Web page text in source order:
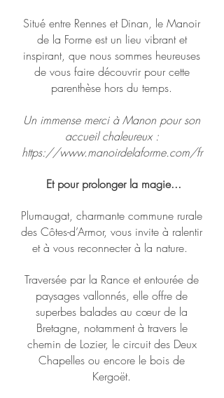
Situé entre Rennes et Dinan, le Manoir
de la Forme est un lieu vibrant et
inspirant, que nous sommes heureuses
de vous faire découvrir pour cette
parenthèse hors du temps.
Un immense merci à Manon pour son
accueil chaleureux :
https://www.manoirdelaforme.com/fr
Et pour prolonger la magie...
Plumaugat, charmante commune rurale
des Côtes-d’Armor, vous invite à ralentir
et à vous reconnecter à la nature.
Traversée par la Rance et entourée de
paysages vallonnés, elle offre de
superbes balades au cœur de la
Bretagne, notamment à travers le
chemin de Lozier, le circuit des Deux
Chapelles ou encore le bois de
Kergoët.